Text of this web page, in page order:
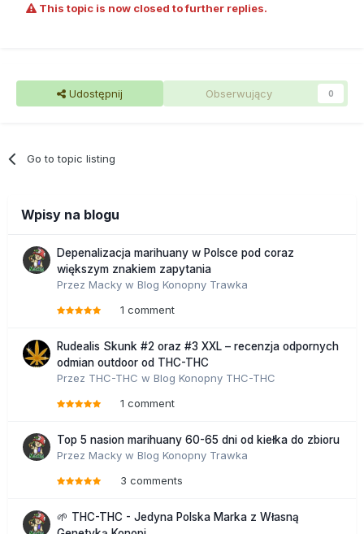
This topic is now closed to further replies.
Udostępnij Obserwujący 0
Go to topic listing
Wpisy na blogu
Depenalizacja marihuany w Polsce pod coraz
większym znakiem zapytania
Przez Macky w Blog Konopny Trawka
1 comment
Rudealis Skunk #2 oraz #3 XXL – recenzja odpornych
odmian outdoor od THC-THC
Przez THC-THC w Blog Konopny THC-THC
1 comment
Top 5 nasion marihuany 60-65 dni od kiełka do zbioru
Przez Macky w Blog Konopny Trawka
3 comments
🌱 THC-THC - Jedyna Polska Marka z Własną